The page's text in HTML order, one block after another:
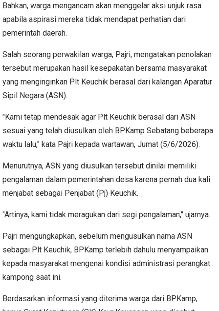
Bahkan, warga mengancam akan menggelar aksi unjuk rasa
apabila aspirasi mereka tidak mendapat perhatian dari
pemerintah daerah.
Salah seorang perwakilan warga, Pajri, mengatakan penolakan
tersebut merupakan hasil kesepakatan bersama masyarakat
yang menginginkan Plt Keuchik berasal dari kalangan Aparatur
Sipil Negara (ASN).
"Kami tetap mendesak agar Plt Keuchik berasal dari ASN
sesuai yang telah diusulkan oleh BPKamp Sebatang beberapa
waktu lalu," kata Pajri kepada wartawan, Jumat (5/6/2026).
Menurutnya, ASN yang diusulkan tersebut dinilai memiliki
pengalaman dalam pemerintahan desa karena pernah dua kali
menjabat sebagai Penjabat (Pj) Keuchik.
"Artinya, kami tidak meragukan dari segi pengalaman," ujarnya.
Pajri mengungkapkan, sebelum mengusulkan nama ASN
sebagai Plt Keuchik, BPKamp terlebih dahulu menyampaikan
kepada masyarakat mengenai kondisi administrasi perangkat
kampong saat ini.
Berdasarkan informasi yang diterima warga dari BPKamp,